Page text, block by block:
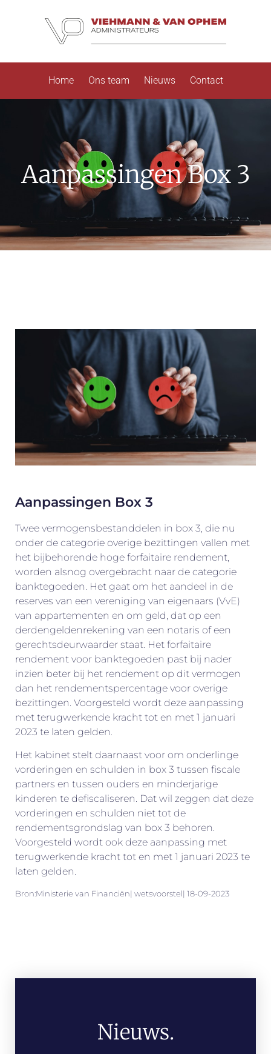
Home Ons team Nieuws Contact
Aanpassingen Box 3
Aanpassingen Box 3
Twee vermogensbestanddelen in box 3, die nu
onder de categorie overige bezittingen vallen met
het bijbehorende hoge forfaitaire rendement,
worden alsnog overgebracht naar de categorie
banktegoeden. Het gaat om het aandeel in de
reserves van een vereniging van eigenaars (VvE)
van appartementen en om geld, dat op een
derdengeldenrekening van een notaris of een
gerechtsdeurwaarder staat. Het forfaitaire
rendement voor banktegoeden past bij nader
inzien beter bij het rendement op dit vermogen
dan het rendementspercentage voor overige
bezittingen. Voorgesteld wordt deze aanpassing
met terugwerkende kracht tot en met 1 januari
2023 te laten gelden.
Het kabinet stelt daarnaast voor om onderlinge
vorderingen en schulden in box 3 tussen fiscale
partners en tussen ouders en minderjarige
kinderen te defiscaliseren. Dat wil zeggen dat deze
vorderingen en schulden niet tot de
rendementsgrondslag van box 3 behoren.
Voorgesteld wordt ook deze aanpassing met
terugwerkende kracht tot en met 1 januari 2023 te
laten gelden.
Bron:Ministerie van Financiën| wetsvoorstel| 18-09-2023
Nieuws.